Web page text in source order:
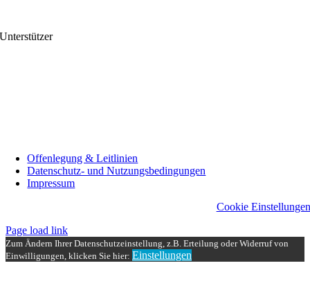
Unterstützer
Offenlegung & Leitlinien
Datenschutz- und Nutzungsbedingungen
Impressum
Cookie Einstellungen
Page load link
Zum Ändern Ihrer Datenschutzeinstellung, z.B. Erteilung oder Widerruf von
Einwilligungen, klicken Sie hier: Einstellungen